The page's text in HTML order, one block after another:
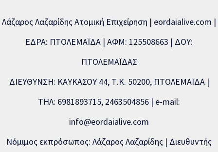
Λάζαρος Λαζαρίδης Ατομική Επιχείρηση | eordaialive.com |
ΕΔΡΑ: ΠΤΟΛΕΜΑΪΔΑ | ΑΦΜ: 125508663 | ΔΟΥ:
ΠΤΟΛΕΜΑΪΔΑΣ
ΔΙΕΥΘΥΝΣΗ: ΚΑΥΚΑΣΟΥ 44, Τ.Κ. 50200, ΠΤΟΛΕΜΑΪΔΑ |
ΤΗΛ: 6981893715, 2463504856 | e-mail:
info@eordaialive.com
Νόμιμος εκπρόσωπος: Λάζαρος Λαζαρίδης | Διευθυντής